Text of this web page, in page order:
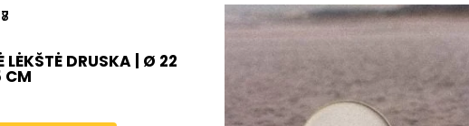
LĖKŠTĖ DRUSKA | Ø 22
CM